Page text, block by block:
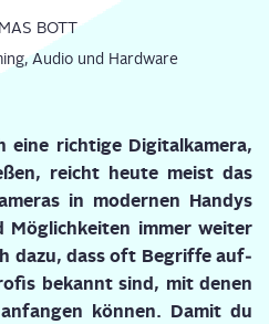
BOTT
Audio und Hardware
eine rich­ti­ge Digi­tal­ka­me­ra,
reicht heu­te meist das
in moder­nen Han­dys
Mög­lich­kei­ten immer wei­ter
dazu, dass oft Begrif­fe auf­
bekannt sind, mit denen
kön­nen. Damit du